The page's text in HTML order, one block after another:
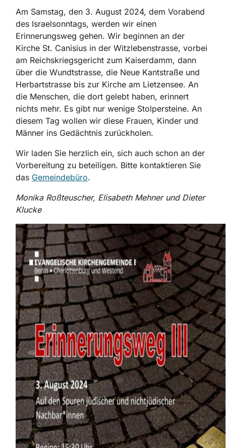
Am Samstag, den 3. August 2024, dem Vorabend
des Israelsonntags, werden wir einen
Erinnerungsweg gehen. Wir beginnen an der
Kirche St. Canisius in der Witzlebenstrasse, vorbei
am Reichskriegsgericht zum Kaiserdamm, dann
über die Wundtstrasse, die Neue Kantstraße und
Herbartstrasse bis zur Kirche am Lietzensee. An
die Menschen, die dort gelebt haben, erinnert
nichts mehr. Es gibt nur wenige Stolpersteine. An
diesem Tag wollen wir diese Frauen, Kinder und
Männer ins Gedächtnis zurückholen.
Wir laden Sie herzlich ein, sich auch schon an der
Vorbereitung zu beteiligen. Bitte kontaktieren Sie
das Gemeindebüro.
Monika Roßteuscher, Elisabeth Mehner und Dieter
Klucke